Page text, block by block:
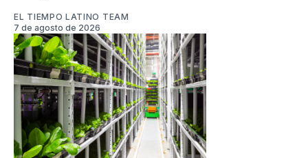
EL TIEMPO LATINO TEAM
7 de agosto de 2026